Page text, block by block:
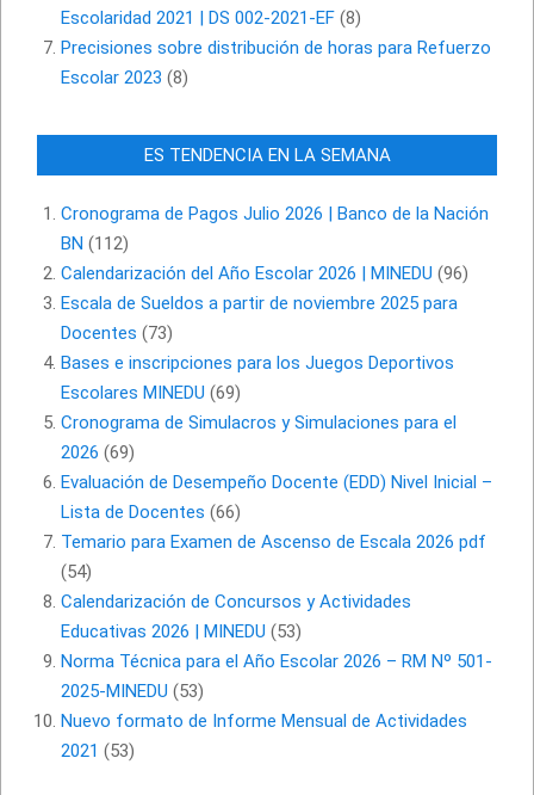
Escolaridad 2021 | DS 002-2021-EF (8)
Precisiones sobre distribución de horas para Refuerzo
Escolar 2023 (8)
ES TENDENCIA EN LA SEMANA
Cronograma de Pagos Julio 2026 | Banco de la Nación
BN (112)
Calendarización del Año Escolar 2026 | MINEDU (96)
Escala de Sueldos a partir de noviembre 2025 para
Docentes (73)
Bases e inscripciones para los Juegos Deportivos
Escolares MINEDU (69)
Cronograma de Simulacros y Simulaciones para el
2026 (69)
Evaluación de Desempeño Docente (EDD) Nivel Inicial –
Lista de Docentes (66)
Temario para Examen de Ascenso de Escala 2026 pdf
(54)
Calendarización de Concursos y Actividades
Educativas 2026 | MINEDU (53)
Norma Técnica para el Año Escolar 2026 – RM Nº 501-
2025-MINEDU (53)
Nuevo formato de Informe Mensual de Actividades
2021 (53)